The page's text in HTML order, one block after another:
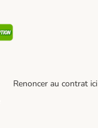
Security
Renoncer au contrat ici